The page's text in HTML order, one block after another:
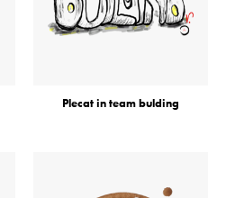
Plecat in team bulding